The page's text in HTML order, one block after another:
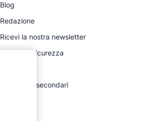
Blog
Redazione
Ricevi la nostra newsletter
Centro di sicurezza
Processori secondari